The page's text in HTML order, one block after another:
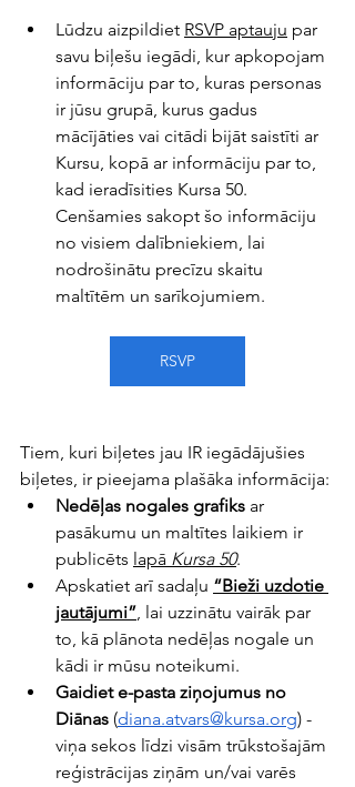
Lūdzu aizpildiet RSVP aptauju par
savu biļešu iegādi, kur apkopojam
informāciju par to, kuras personas
ir jūsu grupā, kurus gadus
mācījāties vai citādi bijāt saistīti ar
Kursu, kopā ar informāciju par to,
kad ieradīsities Kursa 50.
Cenšamies sakopt šo informāciju
no visiem dalībniekiem, lai
nodrošinātu precīzu skaitu
maltītēm un sarīkojumiem.
RSVP
Tiem, kuri biļetes jau IR iegādājušies
biļetes, ir pieejama plašāka informācija:
Nedēļas nogales grafiks ar
pasākumu un maltītes laikiem ir
publicēts lapā Kursa 50.
Apskatiet arī sadaļu “Bieži uzdotie
jautājumi”, lai uzzinātu vairāk par
to, kā plānota nedēļas nogale un
kādi ir mūsu noteikumi.
Gaidiet e-pasta ziņojumus no
Diānas (diana.atvars@kursa.org) -
viņa sekos līdzi visām trūkstošajām
reģistrācijas ziņām un/vai varēs